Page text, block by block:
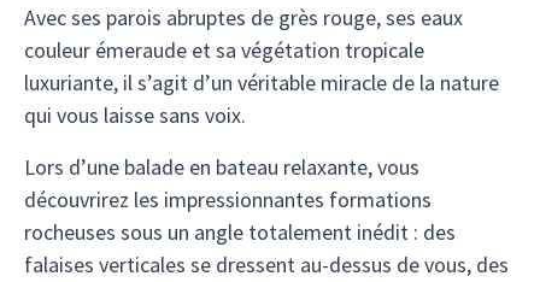
Avec ses parois abruptes de grès rouge, ses eaux
couleur émeraude et sa végétation tropicale
luxuriante, il s’agit d’un véritable miracle de la nature
qui vous laisse sans voix.
Lors d’une balade en bateau relaxante, vous
découvrirez les impressionnantes formations
rocheuses sous un angle totalement inédit : des
falaises verticales se dressent au-dessus de vous, des